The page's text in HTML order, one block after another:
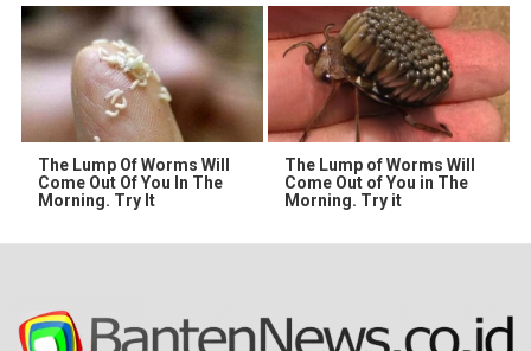
The Lump Of Worms Will
Come Out Of You In The
Morning. Try It
The Lump of Worms Will
Come Out of You in The
Morning. Try it